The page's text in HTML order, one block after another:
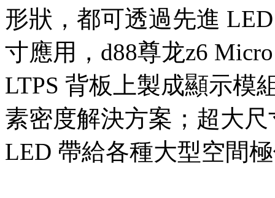
形狀，都可透過先進
寸應用，d88尊龙z6
LTPS 背板上製成顯示模
素密度解決方案；超大
LED 帶給各種大型空間